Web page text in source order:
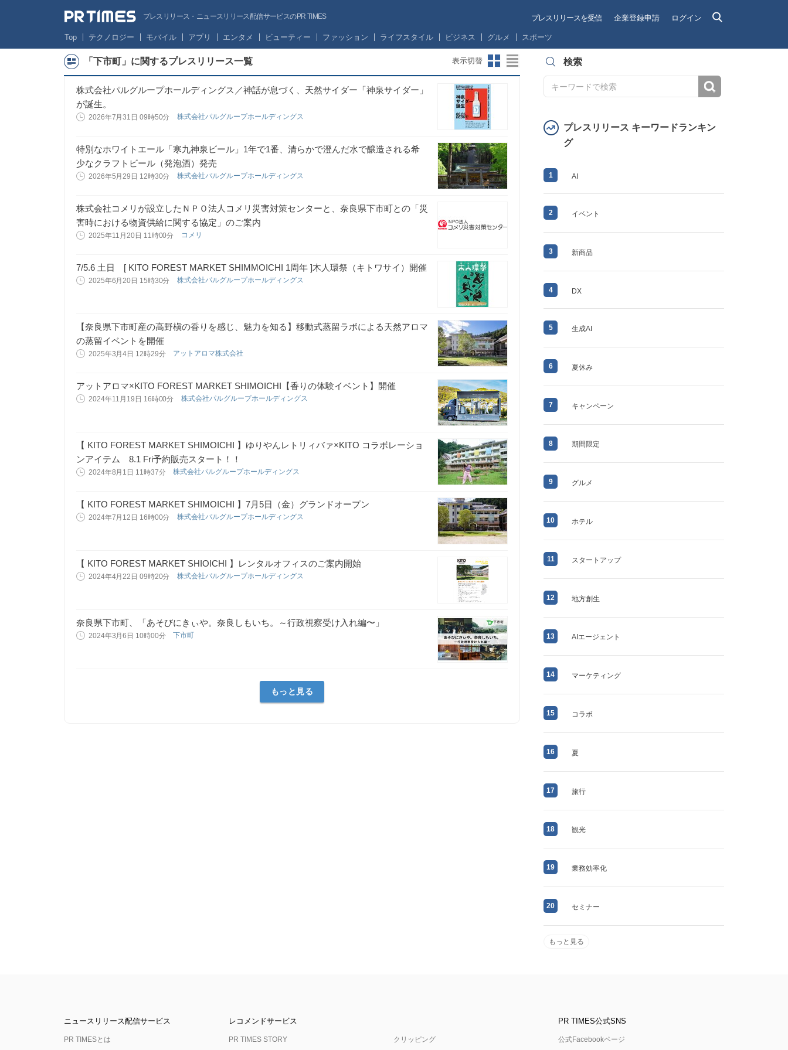
プレスリリース・ニュースリリース配信サービスのPR TIMES プレスリリースを受信 企業登録申請 ログイン
Top テクノロジー モバイル アプリ エンタメ ビューティー ファッション ライフスタイル ビジネス グルメ スポーツ
「下市町」に関するプレスリリース一覧 表示切替
株式会社パルグループホールディングス／神話が息づく、天然サイダー「神泉サイダー」
が誕生。
2026年7月31日 09時50分 株式会社パルグループホールディングス
特別なホワイトエール「寒九神泉ビール」1年で1番、清らかで澄んだ水で醸造される希
少なクラフトビール（発泡酒）発売
2026年5月29日 12時30分 株式会社パルグループホールディングス
株式会社コメリが設立したＮＰＯ法人コメリ災害対策センターと、奈良県下市町との「災
害時における物資供給に関する協定」のご案内
2025年11月20日 11時00分 コメリ
7/5.6 土日 [ KITO FOREST MARKET SHIMMOICHI 1周年 ]木人環祭（キトワサイ）開催
2025年6月20日 15時30分 株式会社パルグループホールディングス
【奈良県下市町産の高野槇の香りを感じ、魅力を知る】移動式蒸留ラボによる天然アロマ
の蒸留イベントを開催
2025年3月4日 12時29分 アットアロマ株式会社
アットアロマ×KITO FOREST MARKET SHIMOICHI【香りの体験イベント】開催
2024年11月19日 16時00分 株式会社パルグループホールディングス
【 KITO FOREST MARKET SHIMOICHI 】ゆりやんレトリィバァ×KITO コラボレーショ
ンアイテム 8.1 Fri予約販売スタート！！
2024年8月1日 11時37分 株式会社パルグループホールディングス
【 KITO FOREST MARKET SHIMOICHI 】7月5日（金）グランドオープン
2024年7月12日 16時00分 株式会社パルグループホールディングス
【 KITO FOREST MARKET SHIOICHI 】レンタルオフィスのご案内開始
2024年4月22日 09時20分 株式会社パルグループホールディングス
奈良県下市町、「あそびにきぃや。奈良しもいち。～行政視察受け入れ編〜」
2024年3月6日 10時00分 下市町
もっと見る
検索
プレスリリース キーワードランキン
グ
1 AI
2 イベント
3 新商品
4 DX
5 生成AI
6 夏休み
7 キャンペーン
8 期間限定
9 グルメ
10 ホテル
11 スタートアップ
12 地方創生
13 AIエージェント
14 マーケティング
15 コラボ
16 夏
17 旅行
18 観光
19 業務効率化
20 セミナー
もっと見る
ニュースリリース配信サービス
PR TIMESとは
レコメンドサービス
PR TIMES STORY クリッピング
PR TIMES公式SNS
公式Facebookページ